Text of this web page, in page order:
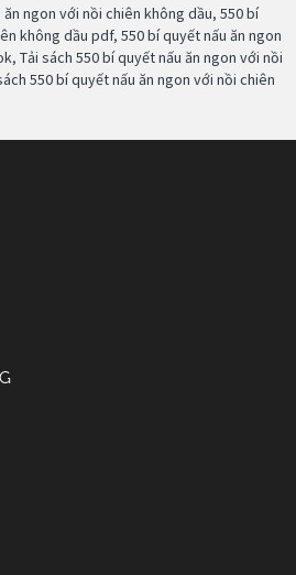
ngon với nồi chiên không dầu, 550 bí
không dầu pdf, 550 bí quyết nấu ăn ngon
, Tải sách 550 bí quyết nấu ăn ngon với nồi
550 bí quyết nấu ăn ngon với nồi chiên